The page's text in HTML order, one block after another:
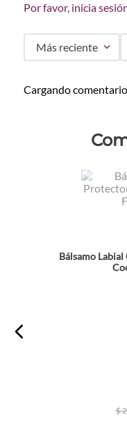
Por favor, inicia
Más reciente
Cargando
Bálsamo
$